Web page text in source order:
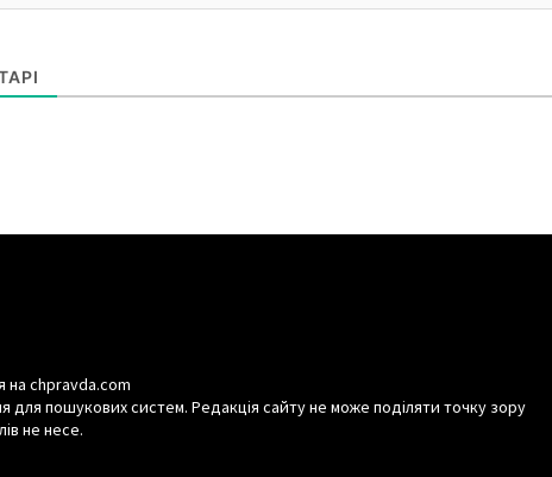
на chpravda.com
для пошукових систем. Редакція сайту не може поділяти точку зору
не несе.